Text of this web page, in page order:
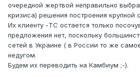
очередной жертвой неправильно
кризиса) решения построения крупной
Их клиенту -ТС остается только
предложения нет, поскольку
сетей в Украине ( в России то же
недугом.
Будем их переводить на Камбиум ;-).